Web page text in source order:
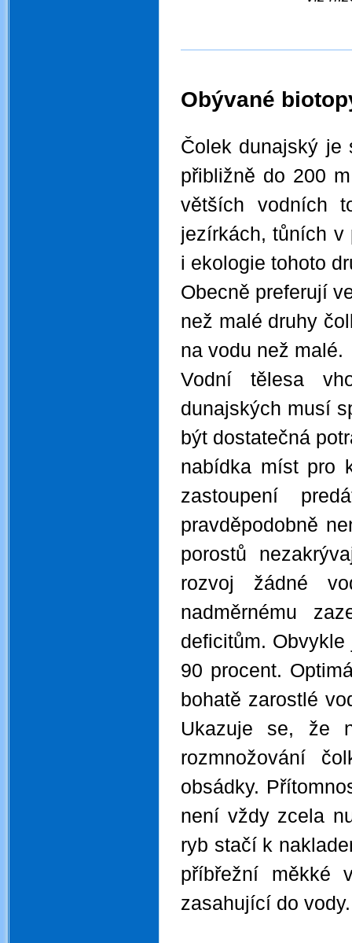
Obývané
Čolek dunajský je
přibližně do 200
větších vodních
jezírkách, tůních
i ekologie tohoto
Obecně preferují
než malé druhy
na vodu než malé.
Vodní tělesa
dunajských musí
být dostatečná
nabídka míst pro
zastoupení
pravděpodobně
porostů
rozvoj žádné
nadměrnému
deficitům.
90 procent.
bohatě zarostlé
Ukazuje se, že
rozmnožování
obsádky.
není vždy zcela
ryb stačí k
příbřežní měkké
zasahující do vody.